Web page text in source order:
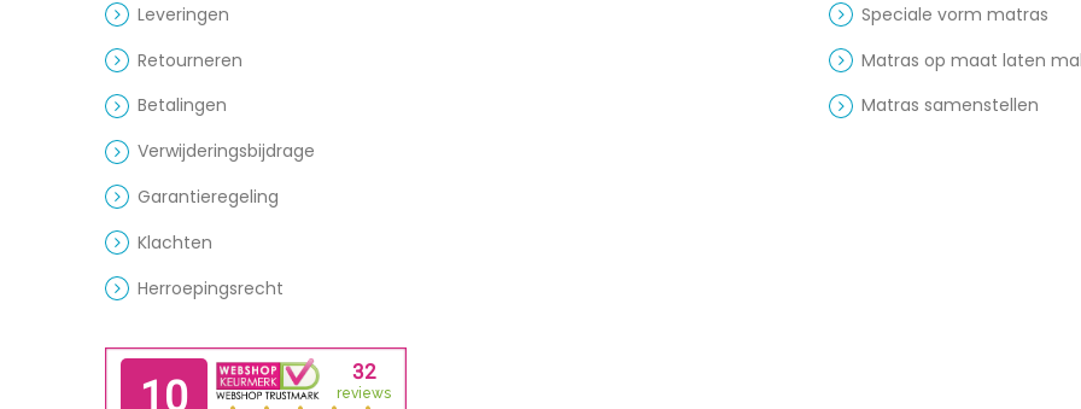
Leveringen
Retourneren
Betalingen
Verwijderingsbijdrage
Garantieregeling
Klachten
Herroepingsrecht
Speciale vorm matras
Matras op maat laten
Matras samenstellen